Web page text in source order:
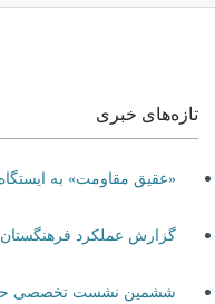
تازه‌های خبری
«عقیق مقاومت» به ایستگاه
گزارش عملکرد فرهنگستان هنر در سال
ششمین نشست تخصصی حکمت